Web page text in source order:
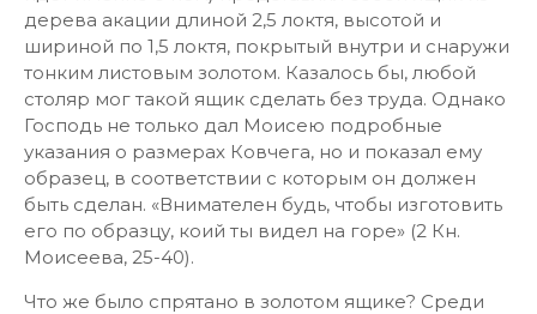
дерева акации длиной 2,5 локтя, высотой и
шириной по 1,5 локтя, покрытый внутри и снаружи
тонким листовым золотом. Казалось бы, любой
столяр мог такой ящик сделать без труда. Однако
Господь не только дал Моисею подробные
указания о размерах Ковчега, но и показал ему
образец, в соответствии с которым он должен
быть сделан. «Внимателен будь, чтобы изготовить
его по образцу, коий ты видел на горе» (2 Кн.
Моисеева, 25-40).
Что же было спрятано в золотом ящике? Среди